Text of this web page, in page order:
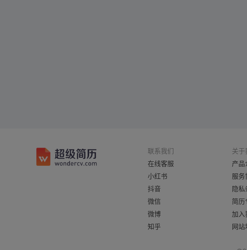
联系我们
在线客服
小红书
抖音
微信
微博
知乎
关于
产品
服务
隐私
简历
加入
网站